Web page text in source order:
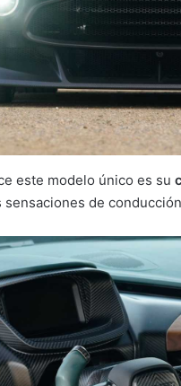
este modelo único es su
sensaciones de